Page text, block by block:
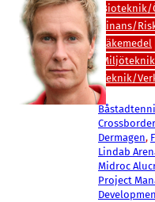
Bioteknik/
Finans/
Läkemedel
Miljöteknik
Teknik/
Dermagen,
Lindab
Midroc
Project